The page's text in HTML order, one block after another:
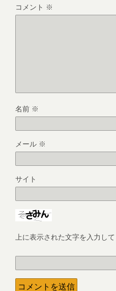
コメント ※
名前 ※
メール ※
サイト
上に表示された文字を入力して